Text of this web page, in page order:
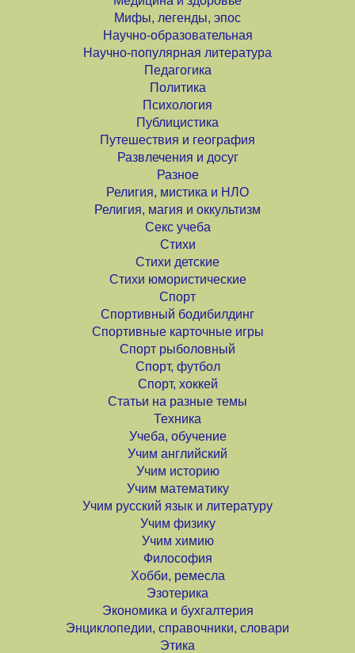
Мифы, легенды, эпос
Научно-образовательная
Научно-популярная литература
Педагогика
Политика
Психология
Публицистика
Путешествия и география
Развлечения и досуг
Разное
Религия, мистика и НЛО
Религия, магия и оккультизм
Секс учеба
Стихи
Стихи детские
Стихи юмористические
Спорт
Спортивный бодибилдинг
Спортивные карточные игры
Спорт рыболовный
Спорт, футбол
Спорт, хоккей
Статьи на разные темы
Техника
Учеба, обучение
Учим английский
Учим историю
Учим математику
Учим русский язык и литературу
Учим физику
Учим химию
Философия
Хобби, ремесла
Эзотерика
Экономика и бухгалтерия
Энциклопедии, справочники, словари
Этика